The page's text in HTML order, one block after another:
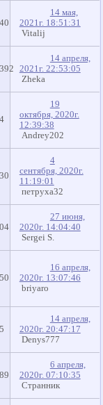
14 мая,
2021г. 18:51:31
Vitalij
14 апреля,
2021г. 22:53:05
Zheka
19
октября, 2020г.
12:39:38
Andrey202
4
сентября, 2020г.
11:19:01
петруха32
27 июня,
2020г. 14:04:40
Sergei S.
16 апреля,
2020г. 13:07:46
briyaro
14 апреля,
2020г. 20:47:17
Denys777
6 апреля,
2020г. 07:10:35
Странник